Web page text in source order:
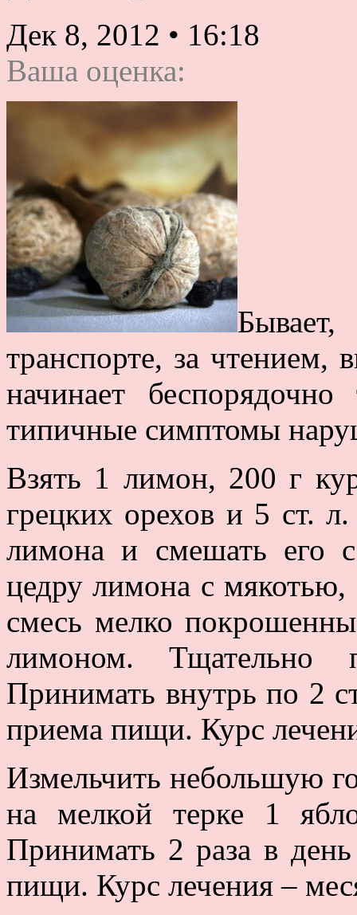
Дек 8, 2012 • 16:18
Ваша оценка:
транспорте, за чтением,
начинает
типичные симптомы
Взять 1 лимон, 200 г
грецких орехов и 5 ст.
лимона и смешать его
цедру лимона с
смесь мелко
лимоном. Тщательно
Принимать внутрь по 2
приема пищи. Курс
Измельчить небольшую
на мелкой терке 1
Принимать 2 раза в
пищи. Курс лечения –